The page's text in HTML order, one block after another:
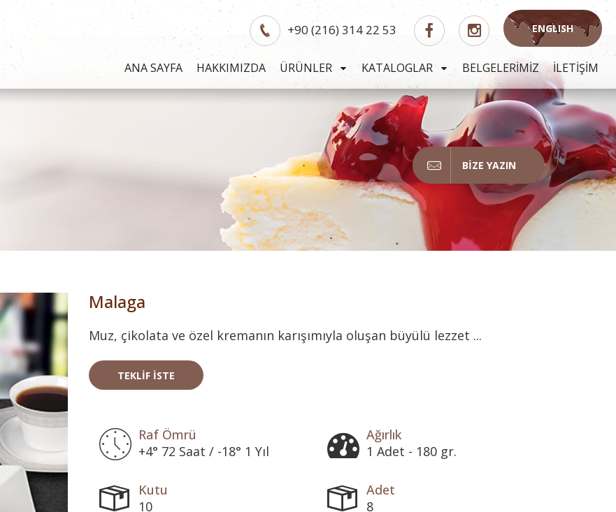
+90 (216) 314 22 53 ENGLISH
ANA SAYFA HAKKIMIZDA ÜRÜNLER KATALOGLAR BELGELERİMİZ İLETİŞİM
BIZE YAZIN
Malaga
Muz, çikolata ve özel kremanın karışımıyla oluşan büyülü lezzet ...
TEKLIF İSTE
Raf Ömrü
+4° 72 Saat / -18° 1 Yıl
Ağırlık
1 Adet - 180 gr.
Kutu
10
Adet
8